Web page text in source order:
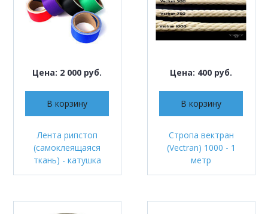
Цена: 2 000 руб.
В корзину
Лента рипстоп
(самоклеящаяся
ткань) - катушка
Цена: 400 руб.
В корзину
Стропа вектран
(Vectran) 1000 - 1
метр